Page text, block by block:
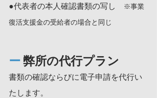
●代表者の本人確認書類の写し
※事業
復活支援金の受給者の場合と同じ
ー 弊所の代行プラン
書類の確認ならびに電子申請を代行い
たします。